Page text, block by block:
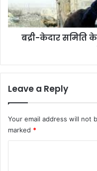
की
आखिरकार
विदाई
बद्री-केदार समिति
Leave a Reply
Your email address will not
marked *